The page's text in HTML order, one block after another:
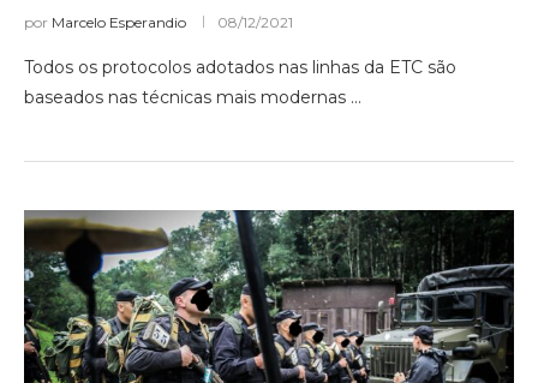
por Marcelo Esperandio 08/12/2021
Todos os protocolos adotados nas linhas da ETC são
baseados nas técnicas mais modernas …